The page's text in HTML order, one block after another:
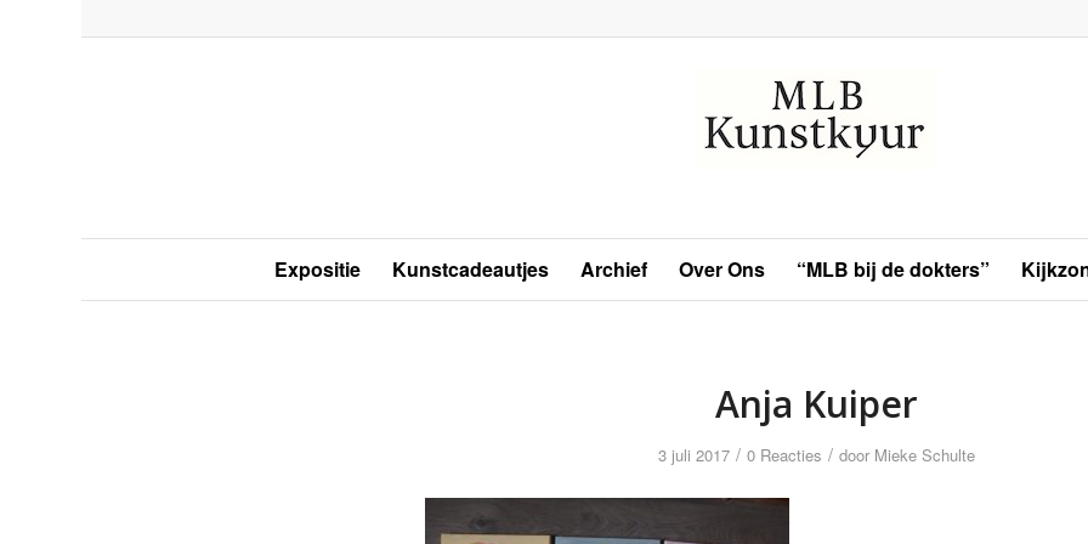
Expositie Kunstcadeautjes Archief Over Ons “MLB bij de dokters”
Anja Kuiper
3 juli 2017 / 0 Reacties / door Mieke Schulte